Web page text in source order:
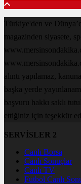
Türkiye'den ve
magazinden siyasete,
alıntı yapılamaz,
başka yerde
başvuru hakkı saklı
ettiğiniz için teşekkür
SERVİSLER 2
Canlı Borsa
Canlı Sonuçlar
Canlı TV
Futbol Canlı